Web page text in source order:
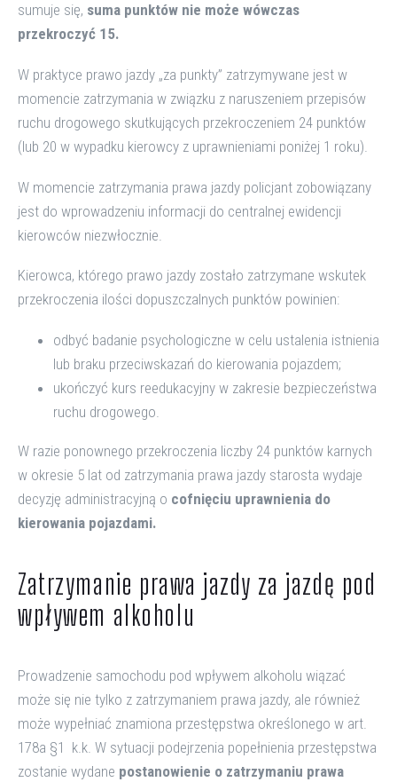
sumuje się, suma punktów nie może wówczas
przekroczyć 15.
W praktyce prawo jazdy „za punkty” zatrzymywane jest w
momencie zatrzymania w związku z naruszeniem przepisów
ruchu drogowego skutkujących przekroczeniem 24 punktów
(lub 20 w wypadku kierowcy z uprawnieniami poniżej 1 roku).
W momencie zatrzymania prawa jazdy policjant zobowiązany
jest do wprowadzeniu informacji do centralnej ewidencji
kierowców niezwłocznie.
Kierowca, którego prawo jazdy zostało zatrzymane wskutek
przekroczenia ilości dopuszczalnych punktów powinien:
odbyć badanie psychologiczne w celu ustalenia istnienia
lub braku przeciwskazań do kierowania pojazdem;
ukończyć kurs reedukacyjny w zakresie bezpieczeństwa
ruchu drogowego.
W razie ponownego przekroczenia liczby 24 punktów karnych
w okresie 5 lat od zatrzymania prawa jazdy starosta wydaje
decyzję administracyjną o cofnięciu uprawnienia do
kierowania pojazdami.
Zatrzymanie prawa jazdy za jazdę pod
wpływem alkoholu
Prowadzenie samochodu pod wpływem alkoholu wiązać
może się nie tylko z zatrzymaniem prawa jazdy, ale również
może wypełniać znamiona przestępstwa określonego w art.
178a §1 k.k. W sytuacji podejrzenia popełnienia przestępstwa
zostanie wydane postanowienie o zatrzymaniu prawa